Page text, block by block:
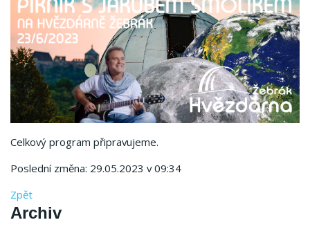
Celkový program připravujeme.
Poslední změna: 29.05.2023 v 09:34
Zpět
Archiv